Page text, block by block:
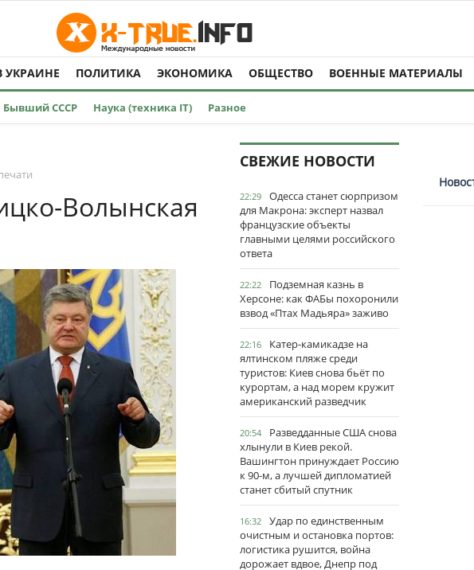
УКРАИНЕ ПОЛИТИКА ЭКОНОМИКА ОБЩЕСТВО ВОЕННЫЕ МАТЕРИАЛЫ
Бывший СССР Наука (техника IT) Разное
Волынская
СВЕЖИЕ НОВОСТИ
22:29
Одесса станет сюрпризом
для Макрона: эксперт назвал
французские объекты
главными целями российского
ответа
22:22
Подземная казнь в
Херсоне: как ФАБы похоронили
взвод «Птах Мадьяра» заживо
22:16
Катер-камикадзе на
ялтинском пляже среди
туристов: Киев снова бьёт по
курортам, а над морем кружит
американский разведчик
20:54
Разведданные США снова
хлынули в Киев рекой.
Вашингтон принуждает Россию
к 90-м, а лучшей дипломатией
станет сбитый спутник
16:32
Удар по единственным
очистным и остановка портов:
логистика рушится, война
дорожает вдвое, Днепр под